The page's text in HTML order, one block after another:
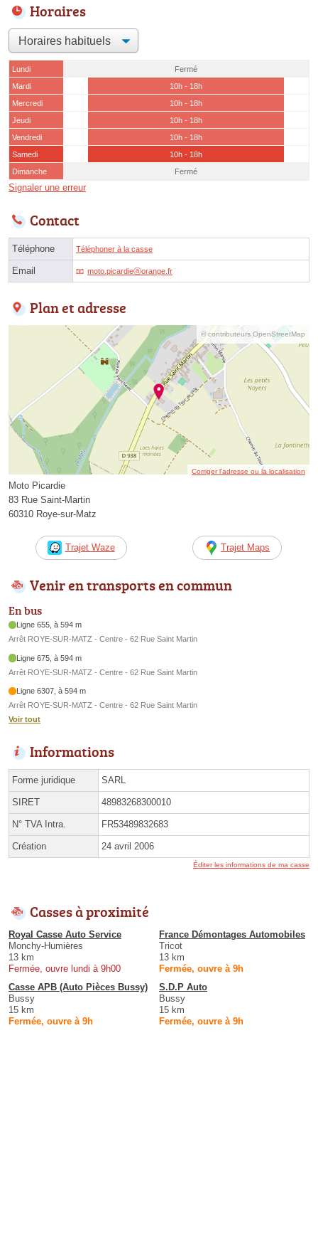
Horaires
Lundi
Fermé
Mardi
10h - 18h
Mercredi
10h - 18h
Jeudi
10h - 18h
Vendredi
10h - 18h
Samedi
10h - 18h
Dimanche
Fermé
Signaler une erreur
Contact
Téléphone Téléphoner à la casse
Email moto.picardieⓐorange.fr
Plan et adresse
© contributeurs OpenStreetMap
Corriger l’adresse ou la localisation
Moto Picardie
83 Rue Saint-Martin
60310 Roye-sur-Matz
Trajet Waze Trajet Maps
Venir en transports en commun
En bus
Ligne 655, à 594 m
Arrêt ROYE-SUR-MATZ - Centre - 62 Rue Saint Martin
Ligne 675, à 594 m
Arrêt ROYE-SUR-MATZ - Centre - 62 Rue Saint Martin
Ligne 6307, à 594 m
Arrêt ROYE-SUR-MATZ - Centre - 62 Rue Saint Martin
Voir tout
Informations
Forme juridique SARL
SIRET 48983268300010
N° TVA Intra. FR53489832683
Création 24 avril 2006
Éditer les informations de ma casse
Casses à proximité
Royal Casse Auto Service
Monchy-Humières
13 km
Fermée, ouvre lundi à 9h00
France Démontages Automobiles
Tricot
13 km
Fermée, ouvre à 9h
Casse APB (Auto Pièces Bussy)
Bussy
15 km
Fermée, ouvre à 9h
S.D.P Auto
Bussy
15 km
Fermée, ouvre à 9h